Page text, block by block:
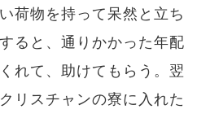
荷物を持って呆然と立ち
ると、通りかかった年配
れて、助けてもらう。翌
リスチャンの寮に入れた